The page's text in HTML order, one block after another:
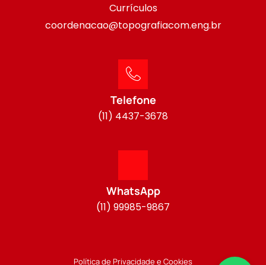
Currículos
coordenacao@topografiacom.eng.br
Telefone
(11) 4437-3678
WhatsApp
(11) 99985-9867
Política de Privacidade e Cookies